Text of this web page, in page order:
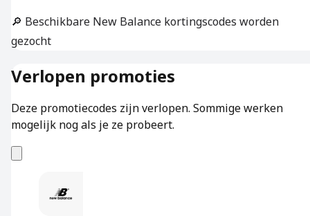
🔎 Beschikbare New Balance kortingscodes worden
gezocht
Verlopen promoties
Deze promotiecodes zijn verlopen. Sommige werken
mogelijk nog als je ze probeert.